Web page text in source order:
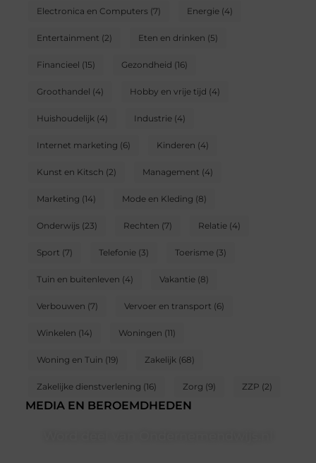
Electronica en Computers(7) Energie(4)
Entertainment (2) Eten en drinken (5)
Financieel (15) Gezondheid (16)
Groothandel (4) Hobby en vrije tijd (4)
Huishoudelijk (4) Industrie(4)
Internet marketing (6) Kinderen (4)
Kunst en Kitsch (2) Management (4)
Marketing (14) Mode en Kleding (8)
Onderwijs(23) Rechten (7) Relatie(4)
Sport (7) Telefonie(3) Toerisme(3)
Tuin en buitenleven (4) Vakantie(8)
Verbouwen (7) Vervoer en transport (6)
Winkelen (14) Woningen (11)
Woning en Tuin (19) Zakelijk (68)
Zakelijke dienstverlening (16) Zorg (9) ZZP (2)
MEDIA EN BEROEMDHEDEN